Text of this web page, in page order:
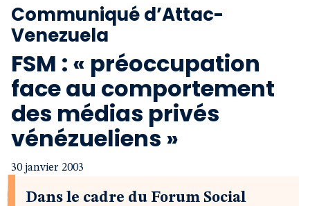
Notre revue
Communiqué d’Attac-
Venezuela
FSM : « préoccupation
face au comportement
des médias privés
vénézueliens »
30 janvier 2003
Dans le cadre du Forum Social